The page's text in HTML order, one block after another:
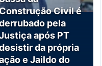
Civil é
pela
após PT
da própria
e Jaildo do